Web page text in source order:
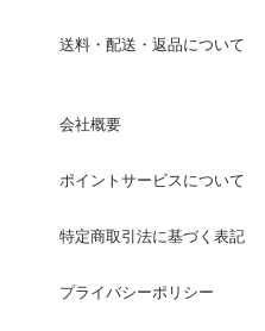
送料・配送・返品について
会社概要
ポイントサービスについて
特定商取引法に基づく表記
プライバシーポリシー